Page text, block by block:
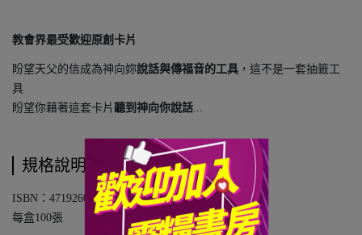
教會界最受歡迎原創卡片
盼望天父的信成為神向妳說話與傳福音的工具 ，這不是一套抽籤工
具
盼望你藉著這套卡片 聽到神向你說話...
規格說明
ISBN：4719260110126
每盒100張